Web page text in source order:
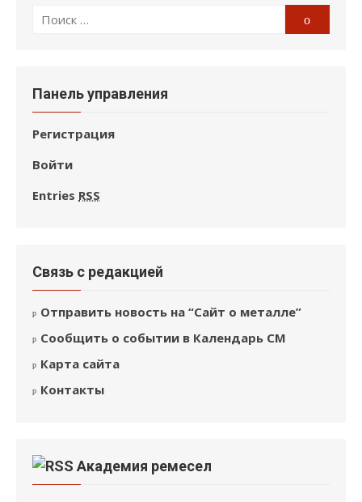
Поиск
Поиск
Панель управления
Регистрация
Войти
Entries RSS
Связь с редакцией
Отправить новость на “Сайт о металле”
Сообщить о событии в Календарь СМ
Карта сайта
Контакты
Академия ремесел